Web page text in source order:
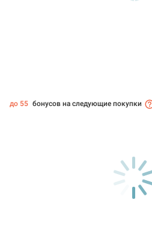
до 55 бонусов на следующие покупки